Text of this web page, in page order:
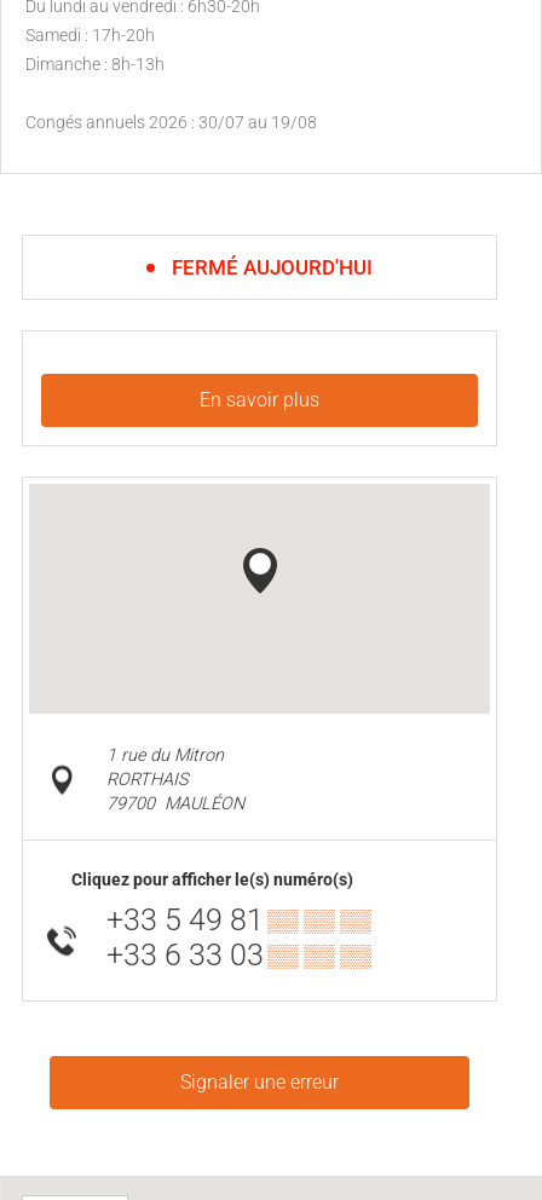
Du lundi au vendredi : 6h30-20h
Samedi : 17h-20h
Dimanche : 8h-13h
Congés annuels 2026 : 30/07 au 19/08
FERMÉ AUJOURD'HUI
En savoir plus
1 rue du Mitron
RORTHAIS
79700 MAULÉON
Cliquez pour afficher le(s) numéro(s)
+33 5 49 81 ▒▒ ▒▒ ▒▒
+33 6 33 03▒▒ ▒▒ ▒▒
Signaler une erreur